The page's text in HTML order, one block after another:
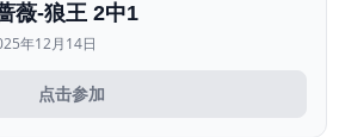
薇-狼王 2中1
年12月14日
点击参加